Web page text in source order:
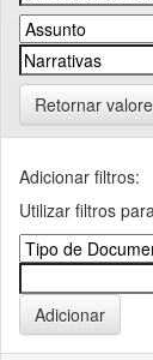
Retornar
Adicionar filtros:
Utilizar filtros